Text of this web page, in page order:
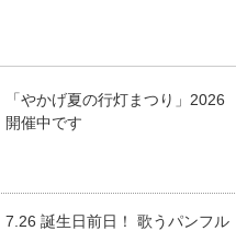
「やかげ夏の行灯まつり」2026
開催中です
7.26 誕生日前日！ 歌うパンフル